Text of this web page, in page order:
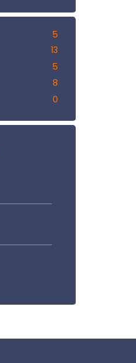
5
13
5
8
0